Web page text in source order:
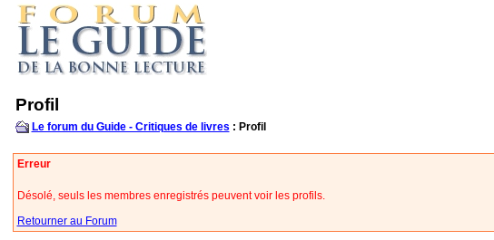
Profil
Le forum du Guide - Critiques de livres : Profil
Erreur
Désolé, seuls les membres enregistrés peuvent voir les profils.
Retourner au Forum